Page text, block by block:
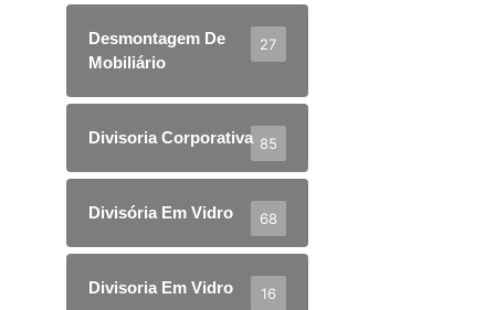
Desmontagem De
Mobiliário
27
Divisoria Corporativa 85
Divisória Em Vidro 68
Divisoria Em Vidro 16